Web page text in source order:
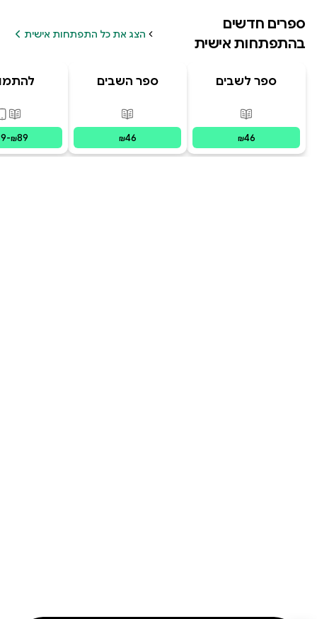
ספרים חדשים
בהתפתחות אישית
הצג את כל התפתחות אישית
ספר לשבים
פורמטים זמינים מודפס
₪46
ספר השבים
פורמטים זמינים מודפס
₪46
-₪89